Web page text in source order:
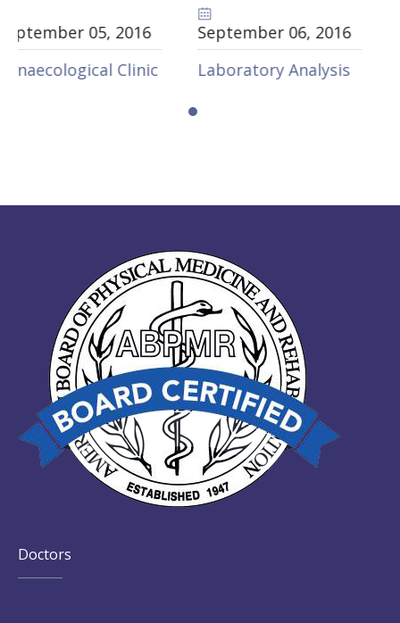
September 06
, 2016
Laboratory Analysis
September 06
Laryngological
Doctors